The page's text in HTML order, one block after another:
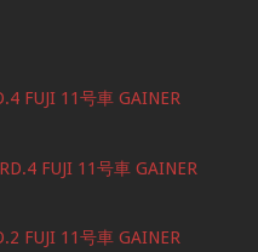
FUJI 11号車 GAINER
FUJI 11号車 GAINER
FUJI 11号車 GAINER